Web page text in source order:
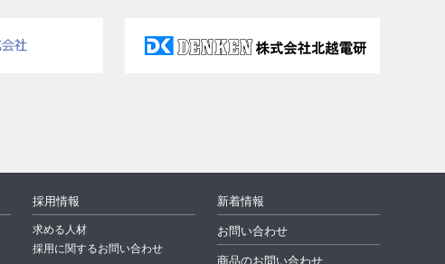
採用情報
求める人材
採用に関するお問い合わせ
新着情報
お問い合わせ
商品のお問い合わせ